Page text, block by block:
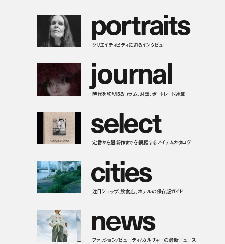
portraits
クリエイティビティに迫るインタビュー
journal
時代を切り取るコラム、対談、ポートレート連載
select
定番から最新作までを網羅するアイテムカタログ
cities
注目ショップ、飲食店、ホテルの保存版ガイド
news
ファッション/ビューティ/カルチャーの最新ニュース